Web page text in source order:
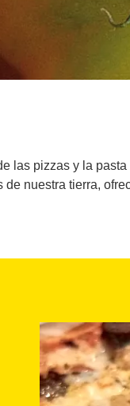
las pizzas y la
nuestra tierra,